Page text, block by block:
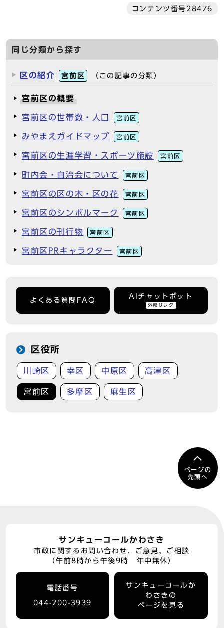
コンテンツ番号28476
同じ分類から探す
区の紹介 宮前区 （この記事の分類）
宮前区の概要
宮前区の世帯数・人口 宮前区
みやまえガイドマップ 宮前区
宮前区の生涯学習・スポーツ施設 宮前区
町内会・自治会について 宮前区
宮前区の区の木・区の花 宮前区
宮前区のシンボルマーク 宮前区
宮前区の刊行物 宮前区
宮前区PRキャラクター 宮前区
よくある質問FAQ
AIチャットボット
外部リンク
区役所
川崎区 幸区 中原区 高津区
宮前区 多摩区 麻生区
ページの
先頭へ
サンキューコールかわさき
市政に関するお問い合わせ、ご意見、ご相談
（午前8時から午後9時 年中無休）
電話番号
044-200-3939
サンキューコールか
わさきの
ページを見る